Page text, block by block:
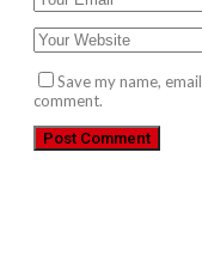
Save my name,
comment.